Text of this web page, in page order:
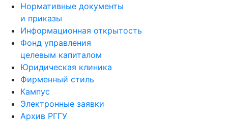
Нормативные документы
и приказы
Информационная открытость
Фонд управления
целевым капиталом
Юридическая клиника
Фирменный стиль
Кампус
Электронные заявки
Архив РГГУ